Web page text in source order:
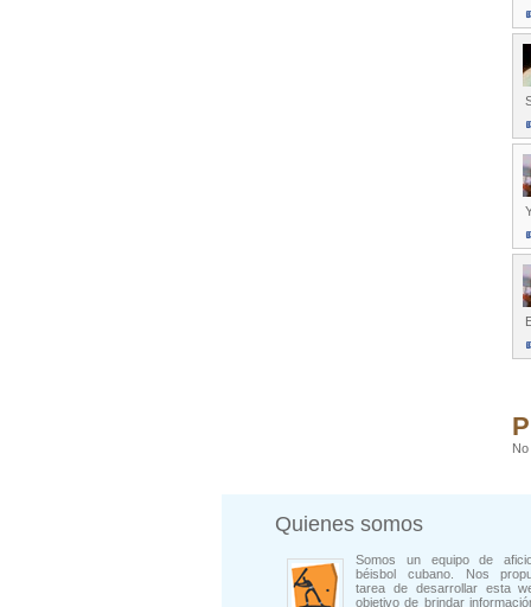
Quienes somos
Somos un equipo de
béisbol cubano. Nos
tarea de desarrollar esta
objetivo de brindar